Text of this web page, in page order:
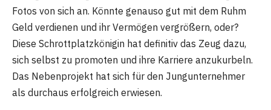
Fotos von sich an. Könnte genauso gut mit dem Ruhm
Geld verdienen und ihr Vermögen vergrößern, oder?
Diese Schrottplatzkönigin hat definitiv das Zeug dazu,
sich selbst zu promoten und ihre Karriere anzukurbeln.
Das Nebenprojekt hat sich für den Jungunternehmer
als durchaus erfolgreich erwiesen.